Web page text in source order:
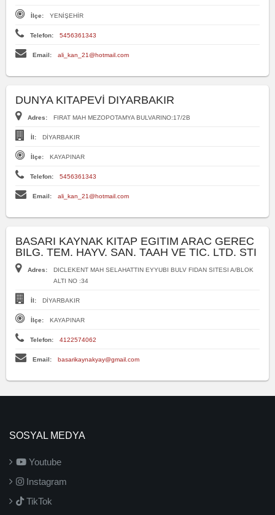
İlçe: YENİŞEHİR
Telefon: 5456361343
Email: ali_kan_21@hotmail.com
DUNYA KITAPEVİ DIYARBAKIR
Adres: FIRAT MAH MEZOPOTAMYA BULVARINO:17/2B
İl: DİYARBAKIR
İlçe: KAYAPINAR
Telefon: 5456361343
Email: ali_kan_21@hotmail.com
BASARI KAYNAK KITAP EGITIM ARAC GEREC
BILG. TEM. HAYV. SAN. TAAH VE TIC. LTD. STI
Adres:
DICLEKENT MAH SELAHATTIN EYYUBI BULV FIDAN SITESI A/BLOK
ALTI NO :34
İl: DİYARBAKIR
İlçe: KAYAPINAR
Telefon: 4122574062
Email: basarikaynakyay@gmail.com
SOSYAL MEDYA
Youtube
Instagram
TikTok